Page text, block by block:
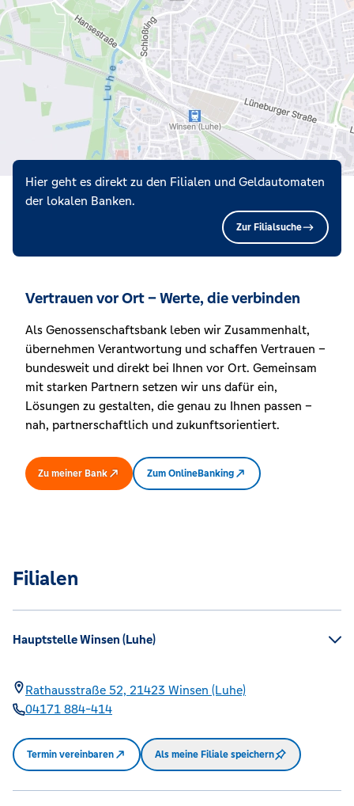
Hier geht es direkt zu den Filialen und Geldautomaten
der lokalen Banken.
Zur Filialsuche
Vertrauen vor Ort – Werte, die verbinden
Als Genossenschaftsbank leben wir Zusammenhalt,
übernehmen Verantwortung und schaffen Vertrauen –
bundesweit und direkt bei Ihnen vor Ort. Gemeinsam
mit starken Partnern setzen wir uns dafür ein,
Lösungen zu gestalten, die genau zu Ihnen passen –
nah, partnerschaftlich und zukunftsorientiert.
Zu meiner Bank Zum OnlineBanking
Filialen
Hauptstelle Winsen (Luhe)
Rathausstraße 52, 21423 Winsen (Luhe)
04171 884-414
Termin vereinbaren Als meine Filiale speichern